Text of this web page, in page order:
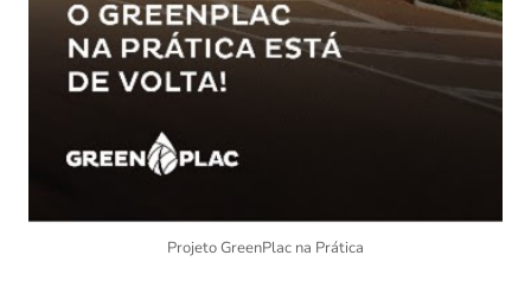
Projeto GreenPlac na Prática